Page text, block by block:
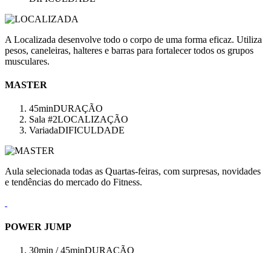
A Localizada desenvolve todo o corpo de uma forma eficaz. Utiliza
pesos, caneleiras, halteres e barras para fortalecer todos os grupos
musculares.
MASTER
45minDURAÇÃO
Sala #2LOCALIZAÇÃO
VariadaDIFICULDADE
Aula selecionada todas as Quartas-feiras, com surpresas, novidades
e tendências do mercado do Fitness.
POWER JUMP
30min / 45minDURAÇÃO